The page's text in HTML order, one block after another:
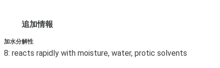
追加情報
加水分解性
8: reacts rapidly with moisture, water, protic solvents